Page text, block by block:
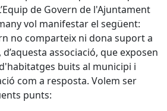
de Govern de l'Ajuntament
vol manifestar el següent:
no comparteix ni dona suport a
associació, que exposen
buits al municipi i
com a resposta. Volem ser
punts: